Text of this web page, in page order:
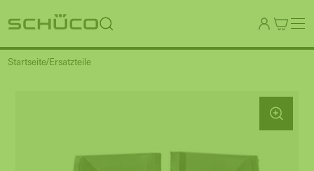
Startseite Ersatzteile